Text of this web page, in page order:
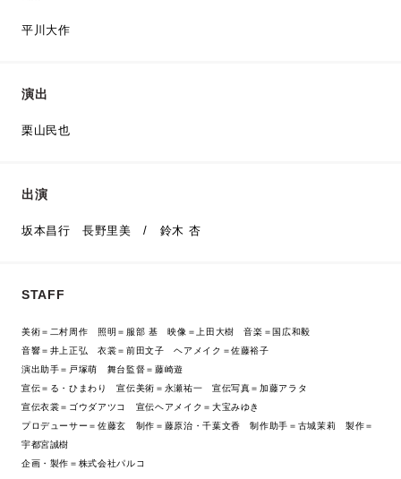
平川大作
演出
栗山民也
出演
坂本昌行 長野里美 / 鈴木 杏
STAFF
美術＝二村周作 照明＝服部 基 映像＝上田大樹 音楽＝国広和毅
音響＝井上正弘 衣裳＝前田文子 ヘアメイク＝佐藤裕子
演出助手＝戸塚萌 舞台監督＝藤崎遊
宣伝＝る・ひまわり 宣伝美術＝永瀬祐一 宣伝写真＝加藤アラタ
宣伝衣裳＝ゴウダアツコ 宣伝ヘアメイク＝大宝みゆき
プロデューサー＝佐藤玄 制作＝藤原治・千葉文香 制作助手＝古城茉莉 製作＝
宇都宮誠樹
企画・製作＝株式会社パルコ